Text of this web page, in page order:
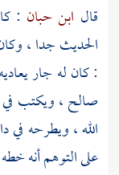
قال ابن حبان :
الحديث جدا ،
: كان له جار
صالح، ويكتب في
الله، ويطرحه في
على التوهم أنه